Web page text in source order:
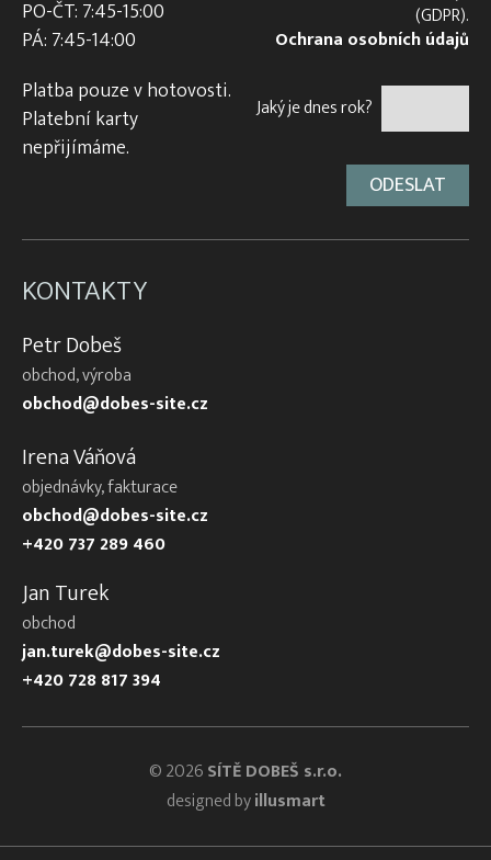
PO-ČT: 7:45-15:00
PÁ: 7:45-14:00
Platba pouze v hotovosti.
Platební karty
nepřijímáme.
(GDPR).
Ochrana osobních údajů
Jaký je dnes rok?
KONTAKTY
Petr Dobeš
obchod, výroba
obchod@dobes-site.cz
Irena Váňová
objednávky, fakturace
obchod@dobes-site.cz
+420 737 289 460
Jan Turek
obchod
jan.turek@dobes-site.cz
+420 728 817 394
© 2026SÍTĚ DOBEŠ s.r.o.
designed byillusmart